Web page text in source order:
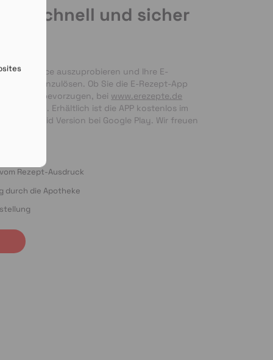
schnell und sicher
Service auszuprobieren und Ihre E-
bequem einzulösen. Ob Sie die E-Rezept-App
per Foto bevorzugen, bei www.erezepte.de
Händen. Erhältlich ist die APP kostenlos im
als Android Version bei Google Play. Wir freuen
Rezept-Ausdruck
durch die Apotheke